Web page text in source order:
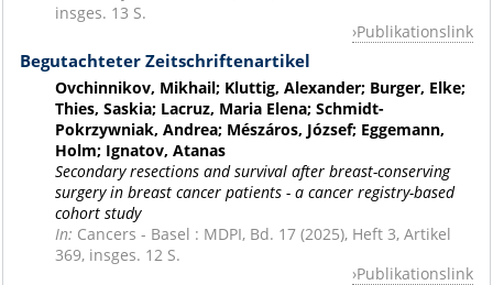
insges. 13 S.
Publikationslink
Begutachteter Zeitschriftenartikel
Ovchinnikov, Mikhail; Kluttig, Alexander; Burger, Elke;
Thies, Saskia; Lacruz, Maria Elena; Schmidt-
Pokrzywniak, Andrea; Mészáros, József; Eggemann,
Holm; Ignatov, Atanas
Secondary resections and survival after breast-conserving
surgery in breast cancer patients - a cancer registry-based
cohort study
In: Cancers - Basel : MDPI, Bd. 17 (2025), Heft 3, Artikel
369, insges. 12 S.
Publikationslink